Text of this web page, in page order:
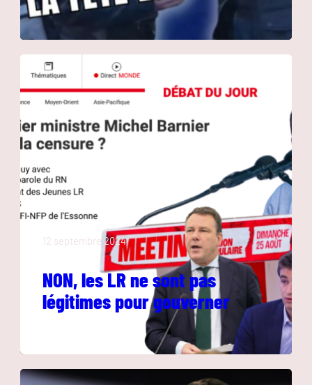
12 septembre 2024
NON, les LR ne sont pas
légitimes pour gouverner